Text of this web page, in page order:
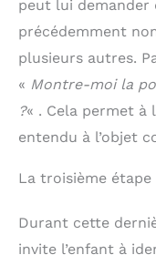
manière, elles
bougeront pas ou
pouvez les mettre
enlever autant de
que vous le
Cadeau garcon
TOUT-PETITS - Le
adapté aux filles
cousu, il ne libère
petites pièces ni
de colle. Avec ces
peut lui demander
précédemment
plusieurs autres.
« Montre-moi la
?« . Cela permet à
entendu à l’objet
La troisième étape
Durant cette
invite l’enfant à